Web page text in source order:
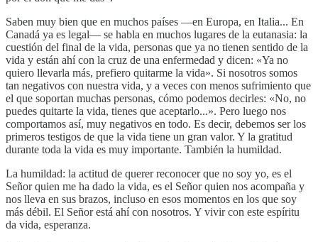
Saben muy bien que en muchos países —en Europa, en Italia... En
Canadá ya es legal— se habla en muchos lugares de la eutanasia: la
cuestión del final de la vida, personas que ya no tienen sentido de la
vida y están ahí con la cruz de una enfermedad y dicen: «Ya no
quiero llevarla más, prefiero quitarme la vida». Si nosotros somos
tan negativos con nuestra vida, y a veces con menos sufrimiento que
el que soportan muchas personas, cómo podemos decirles: «No, no
puedes quitarte la vida, tienes que aceptarlo...». Pero luego nos
comportamos así, muy negativos en todo. Es decir, debemos ser los
primeros testigos de que la vida tiene un gran valor. Y la gratitud
durante toda la vida es muy importante. También la humildad.
La humildad: la actitud de querer reconocer que no soy yo, es el
Señor quien me ha dado la vida, es el Señor quien nos acompaña y
nos lleva en sus brazos, incluso en esos momentos en los que soy
más débil. El Señor está ahí con nosotros. Y vivir con este espíritu
da vida, esperanza.